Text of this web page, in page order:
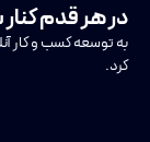
در هر قدم
به توسعه کسب و کار
کرد.